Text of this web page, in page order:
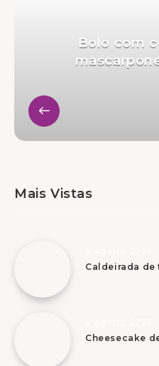
Bolo com
Mais Vistas
Caldeirada
Cheesecake